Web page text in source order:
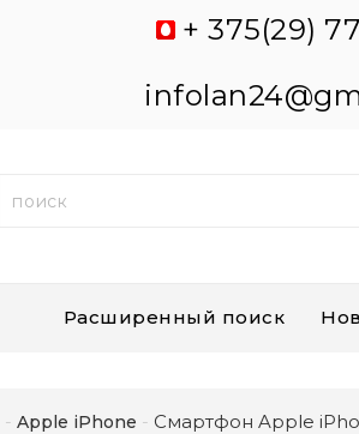
+ 375(29)
Расширенный поиск
Apple iPhone Смартфон Apple